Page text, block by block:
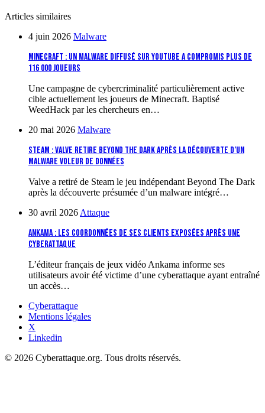
Articles similaires
4 juin 2026 Malware
Minecraft : un malware diffusé sur YouTube a compromis plus de
116 000 joueurs
Une campagne de cybercriminalité particulièrement active
cible actuellement les joueurs de Minecraft. Baptisé
WeedHack par les chercheurs en…
20 mai 2026 Malware
Steam : Valve retire Beyond The Dark après la découverte d’un
malware voleur de données
Valve a retiré de Steam le jeu indépendant Beyond The Dark
après la découverte présumée d’un malware intégré…
30 avril 2026Attaque
Ankama : les coordonnées de ses clients exposées après une
cyberattaque
L’éditeur français de jeux vidéo Ankama informe ses
utilisateurs avoir été victime d’une cyberattaque ayant entraîné
un accès…
Cyberattaque
Mentions légales
X
Linkedin
© 2026 Cyberattaque.org. Tous droits réservés.